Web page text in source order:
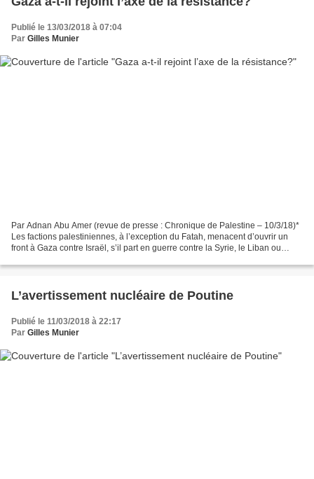
Publié le 13/03/2018 à 07:04
Par Gilles Munier
Par Adnan Abu Amer (revue de presse : Chronique de Palestine – 10/3/18)*
Les factions palestiniennes, à l’exception du Fatah, menacent d’ouvrir un
front à Gaza contre Israël, s’il part en guerre contre la Syrie, le Liban ou
L’avertissement nucléaire de Poutine
Publié le 11/03/2018 à 22:17
Par Gilles Munier